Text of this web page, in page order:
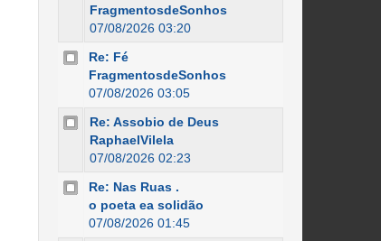
FragmentosdeSonhos
07/08/2026 03:20
Re: Fé
FragmentosdeSonhos
07/08/2026 03:05
Re: Assobio de Deus
RaphaelVilela
07/08/2026 02:23
Re: Nas Ruas .
o poeta ea solidão
07/08/2026 01:45